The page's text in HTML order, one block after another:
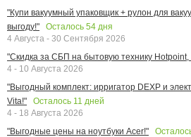
"Купи вакуумный упаковщик + рулон для
выгоду!"
Осталось 54 дня
4 Августа - 30 Сентября 2026
"Скидка за СБП на бытовую технику Hotpoint,
4 - 10 Августа 2026
"Выгодный комплект: ирригатор DEXP и
Vita!"
Осталось 11 дней
4 - 18 Августа 2026
"Выгодные цены на ноутбуки Acer!"